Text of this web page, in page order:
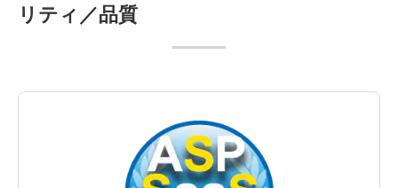
リティ／品質